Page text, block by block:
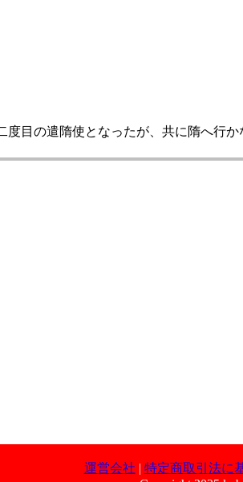
度目の遣隋使となったが、共に隋へ行
運営会社 | 特定商取引法に